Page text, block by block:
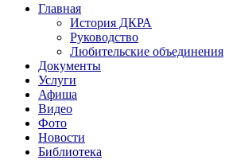
Главная
История ДКРА
Руководство
Любительские объединения
Документы
Услуги
Афиша
Видео
Фото
Новости
Библиотека